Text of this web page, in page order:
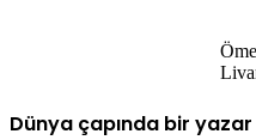
Dünya çapında bir yazar